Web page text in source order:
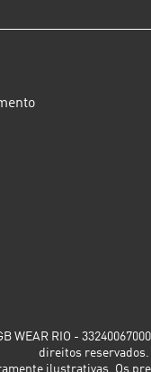
WEAR RIO -
direitos reservados.
ilustrativas. Os